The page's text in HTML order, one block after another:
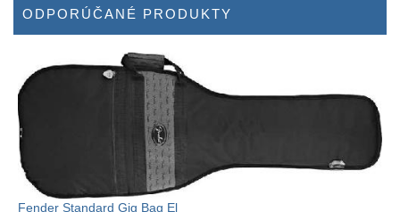
ODPORÚČANÉ PRODUKTY
Fender Standard Gig Bag El